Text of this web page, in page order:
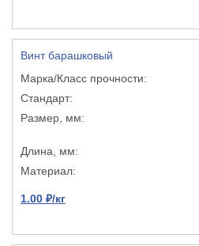
Винт барашковый
1.00 ₽/кг